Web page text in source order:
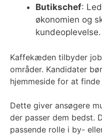
Butikschef:
økonomien og
kundeoplevelse.
Kaffekæden tilbyder
områder. Kandidater
hjemmeside for at
Dette giver ansøgere
der passer dem bedst.
passende rolle i by-